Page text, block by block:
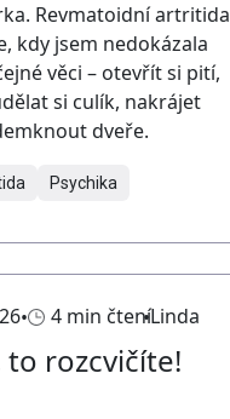
Revmatoidní artritida
kdy jsem nedokázala
věci – otevřít si pití,
si culík, nakrájet
dveře.
Psychika
4 min čteníLinda
to rozcvičíte!